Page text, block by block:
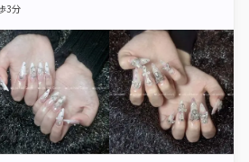
3分